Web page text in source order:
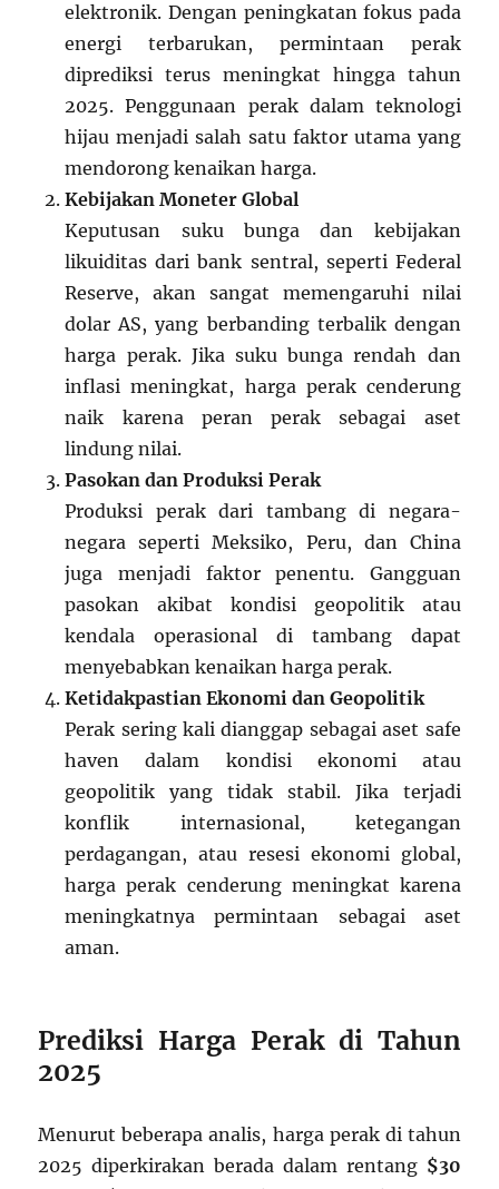
elektronik. Dengan peningkatan fokus pada
energi terbarukan, permintaan perak
diprediksi terus meningkat hingga tahun
2025. Penggunaan perak dalam teknologi
hijau menjadi salah satu faktor utama yang
mendorong kenaikan harga.
Kebijakan Moneter Global
Keputusan suku bunga dan kebijakan
likuiditas dari bank sentral, seperti Federal
Reserve, akan sangat memengaruhi nilai
dolar AS, yang berbanding terbalik dengan
harga perak. Jika suku bunga rendah dan
inflasi meningkat, harga perak cenderung
naik karena peran perak sebagai aset
lindung nilai.
Pasokan dan Produksi Perak
Produksi perak dari tambang di negara-
negara seperti Meksiko, Peru, dan China
juga menjadi faktor penentu. Gangguan
pasokan akibat kondisi geopolitik atau
kendala operasional di tambang dapat
menyebabkan kenaikan harga perak.
Ketidakpastian Ekonomi dan Geopolitik
Perak sering kali dianggap sebagai aset safe
haven dalam kondisi ekonomi atau
geopolitik yang tidak stabil. Jika terjadi
konflik internasional, ketegangan
perdagangan, atau resesi ekonomi global,
harga perak cenderung meningkat karena
meningkatnya permintaan sebagai aset
aman.
Prediksi Harga Perak di Tahun
2025
Menurut beberapa analis, harga perak di tahun
2025 diperkirakan berada dalam rentang $30